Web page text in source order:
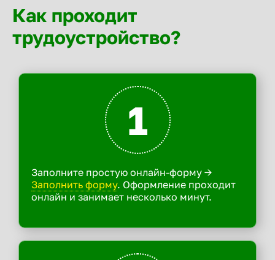
Как проходит
трудоустройство?
1
Заполните простую онлайн-форму ->
Заполнить форму. Оформление проходит
онлайн и занимает несколько минут.